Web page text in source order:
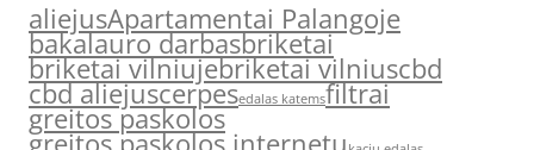
aliejusApartamentai Palangoje
bakalauro darbasbriketai
briketai vilniujebriketai vilniuscbd
cbd aliejuscerpesedalas katemsfiltrai
greitos paskolos